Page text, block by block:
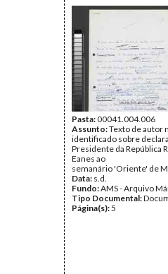
Pasta:00041.004.006
Assunto:Texto de autor
identificado sobre
Presidente da República
Eanes ao
semanário 'Oriente' de
Data: s.d.
Fundo:AMS - Arquivo
Tipo Documental:
Página(s):5